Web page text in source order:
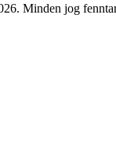
Minden jog